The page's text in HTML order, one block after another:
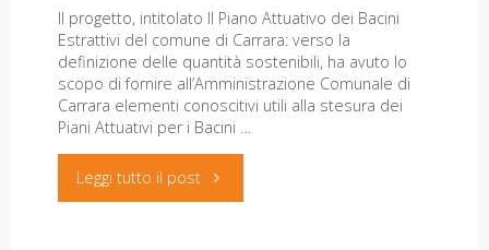
luglio"
Il progetto, intitolato Il Piano Attuativo dei Bacini
Estrattivi del comune di Carrara: verso la
definizione delle quantità sostenibili, ha avuto lo
scopo di fornire all’Amministrazione Comunale di
Carrara elementi conoscitivi utili alla stesura dei
Piani Attuativi per i Bacini …
Leggi tutto il post"Analisi